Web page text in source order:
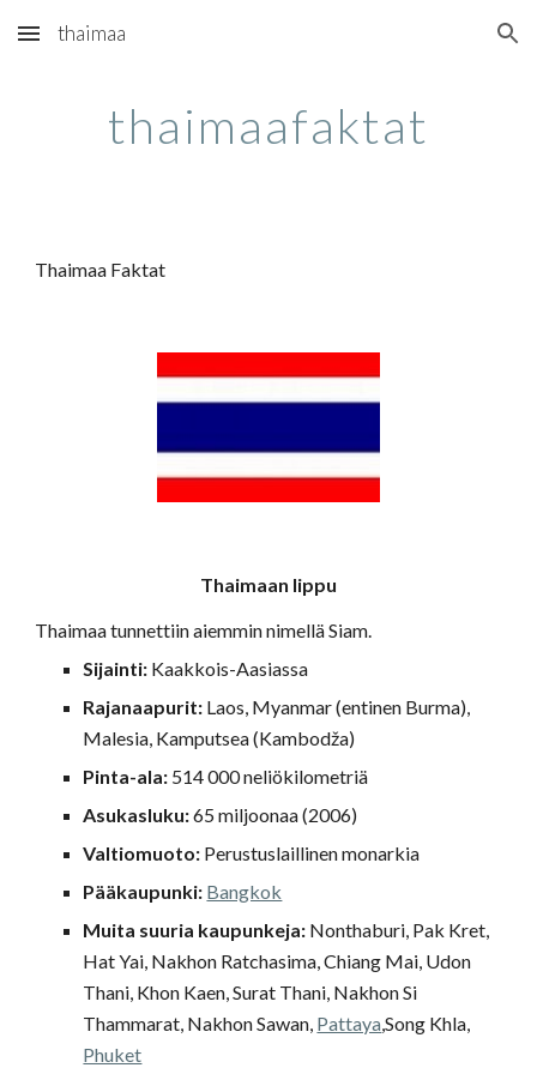
Skip to main content Skip to navigation
thaimaa
thaimaafaktat
Thaimaa Faktat
Thaimaan lippu
Thaimaa tunnettiin aiemmin nimellä Siam.
Sijainti: Kaakkois-Aasiassa
Rajanaapurit: Laos, Myanmar (entinen Burma),
Malesia, Kamputsea (Kambodža)
Pinta-ala: 514 000 neliökilometriä
Asukasluku:65 miljoonaa (2006)
Valtiomuoto: Perustuslaillinen monarkia
Pääkaupunki: Bangkok
Muita suuria kaupunkeja: Nonthaburi, Pak Kret,
Hat Yai, Nakhon Ratchasima, Chiang Mai, Udon
Thani, Khon Kaen, Surat Thani, Nakhon Si
Thammarat, Nakhon Sawan, Pattaya,Song Khla,
Phuket